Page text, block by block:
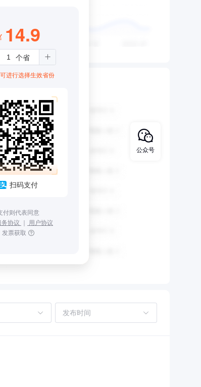
14.9
进行选择生效省份
扫码支付
付则代表同意
协议 ｜ 用户协议
发票获取
公众号